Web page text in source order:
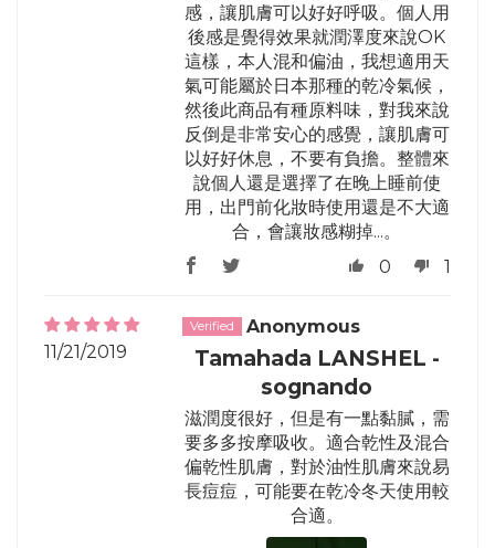
感，讓肌膚可以好好呼吸。個人用
後感是覺得效果就潤澤度來說OK
這樣，本人混和偏油，我想適用天
氣可能屬於日本那種的乾冷氣候，
然後此商品有種原料味，對我來說
反倒是非常安心的感覺，讓肌膚可
以好好休息，不要有負擔。整體來
說個人還是選擇了在晚上睡前使
用，出門前化妝時使用還是不大適
合，會讓妝感糊掉...。
0
1
11/21/2019
Anonymous
Tamahada LANSHEL -
sognando
滋潤度很好，但是有一點黏膩，需
要多多按摩吸收。適合乾性及混合
偏乾性肌膚，對於油性肌膚來說易
長痘痘，可能要在乾冷冬天使用較
合適。